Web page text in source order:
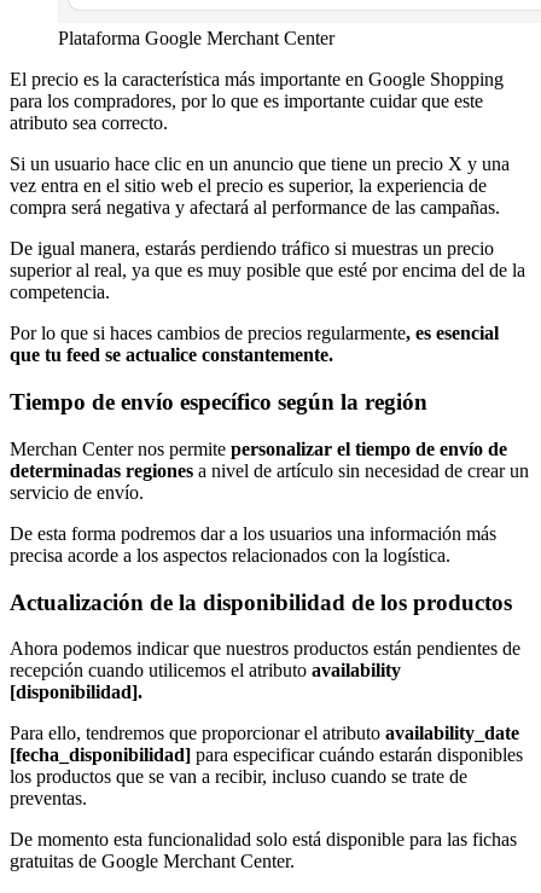
Plataforma Google Merchant Center
El precio es la característica más importante en Google Shopping
para los compradores, por lo que es importante cuidar que este
atributo sea correcto.
Si un usuario hace clic en un anuncio que tiene un precio X y una
vez entra en el sitio web el precio es superior, la experiencia de
compra será negativa y afectará al performance de las campañas.
De igual manera, estarás perdiendo tráfico si muestras un precio
superior al real, ya que es muy posible que esté por encima del de la
competencia.
Por lo que si haces cambios de precios regularmente, es esencial
que tu feed se actualice constantemente.
Tiempo de envío específico según la región
Merchan Center nos permite personalizar el tiempo de envío de
determinadas regiones a nivel de artículo sin necesidad de crear un
servicio de envío.
De esta forma podremos dar a los usuarios una información más
precisa acorde a los aspectos relacionados con la logística.
Actualización de la disponibilidad de los productos
Ahora podemos indicar que nuestros productos están pendientes de
recepción cuando utilicemos el atributo availability
[disponibilidad].
Para ello, tendremos que proporcionar el atributo availability_date
[fecha_disponibilidad] para especificar cuándo estarán disponibles
los productos que se van a recibir, incluso cuando se trate de
preventas.
De momento esta funcionalidad solo está disponible para las fichas
gratuitas de Google Merchant Center.